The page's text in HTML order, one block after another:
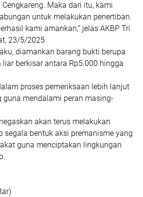
Maka dari itu, kami
untuk melakukan penertiban.
kami amankan,” jelas AKBP Tri
23/5/2025
diamankan barang bukti berupa
berkisar antara Rp5.000 hingga
proses pemeriksaan lebih lanjut
guna mendalami peran masing-
akan terus melakukan
segala bentuk aksi premanisme yang
guna menciptakan lingkungan